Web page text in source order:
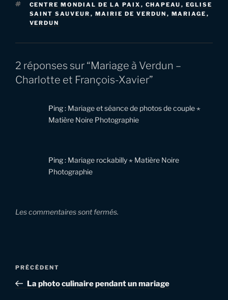
ÉTIQUETTES
CENTRE MONDIAL DE LA PAIX , CHAPEAU , EGLISE
SAINT SAUVEUR , MAIRIE DE VERDUN , MARIAGE ,
VERDUN
2 réponses sur “Mariage à Verdun –
Charlotte et François-Xavier”
Ping : Mariage et séance de photos de couple ⋆
Matière Noire Photographie
Ping : Mariage rockabilly ⋆ Matière Noire
Photographie
Les commentaires sont fermés.
Navigation
l’article
Article
précédent
PRÉCÉDENT
La photo culinaire pendant un mariage